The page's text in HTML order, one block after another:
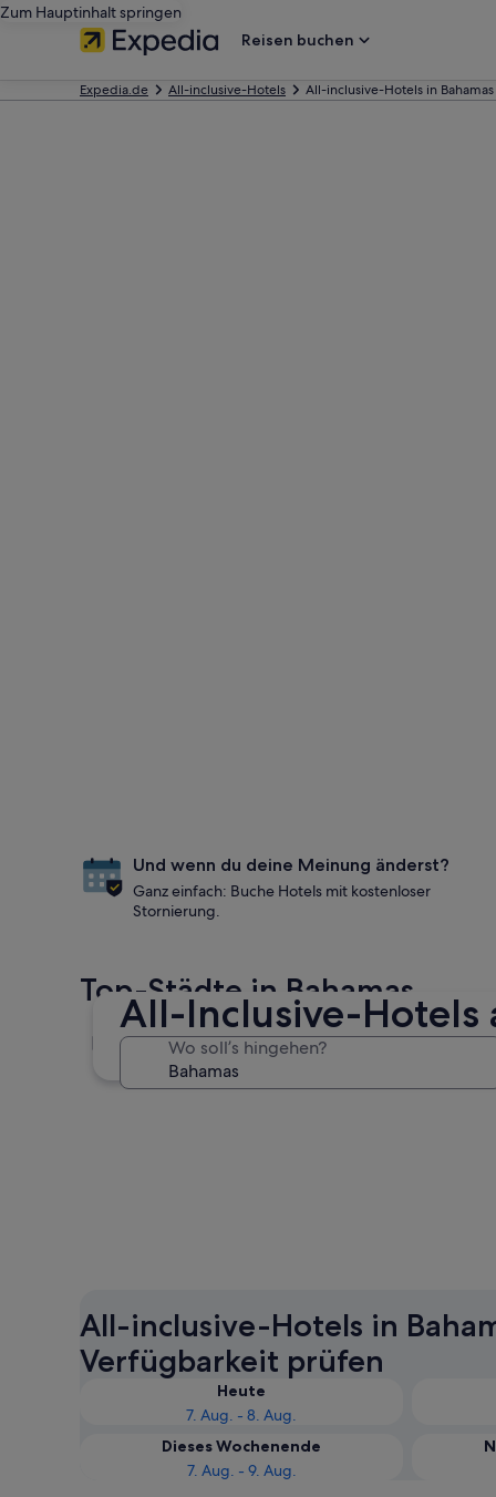
Zum Hauptinhalt springen
Reisen buchen
Expedia.de All-inclusive-Hotels All-inclusive-Hotels in Bahamas
All-Inclusive-Hotels
Wo soll’s hingehen?
Und wenn du deine Meinung änderst?
Ganz einfach: Buche Hotels mit kostenloser
Stornierung.
Top-Städte in Bahamas
Nassau
All-inclusive-Hotels in
Verfügbarkeit prüfen
Heute
7. Aug. - 8. Aug.
Dieses Wochenende
7. Aug. - 9. Aug.